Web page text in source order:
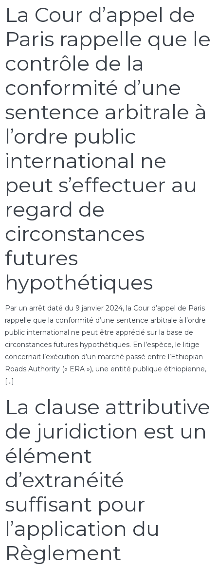
La Cour d’appel de
Paris rappelle que le
contrôle de la
conformité d’une
sentence arbitrale à
l’ordre public
international ne
peut s’effectuer au
regard de
circonstances
futures
hypothétiques
Par un arrêt daté du 9 janvier 2024, la Cour d’appel de Paris
rappelle que la conformité d’une sentence arbitrale à l’ordre
public international ne peut être apprécié sur la base de
circonstances futures hypothétiques. En l’espèce, le litige
concernait l’exécution d’un marché passé entre l’Ethiopian
Roads Authority (« ERA »), une entité publique éthiopienne,
[…]
La clause attributive
de juridiction est un
élément
d’extranéité
suffisant pour
l’application du
Règlement